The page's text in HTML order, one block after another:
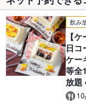
飲み
【
日コ
ケー
等全
放題